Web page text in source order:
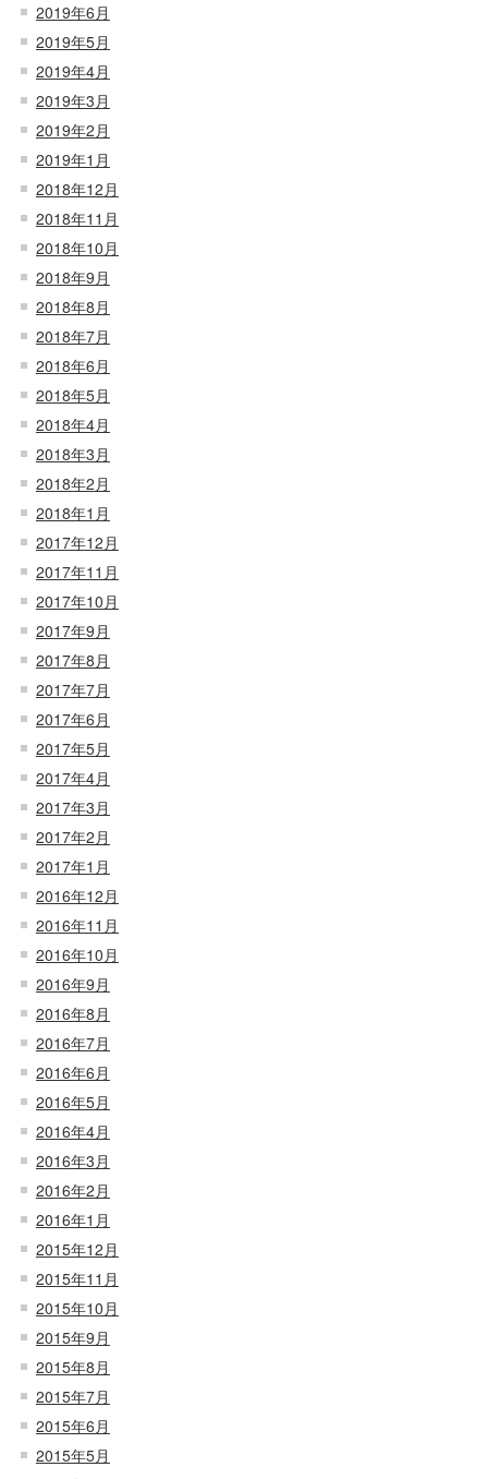
2019年6月
2019年5月
2019年4月
2019年3月
2019年2月
2019年1月
2018年12月
2018年11月
2018年10月
2018年9月
2018年8月
2018年7月
2018年6月
2018年5月
2018年4月
2018年3月
2018年2月
2018年1月
2017年12月
2017年11月
2017年10月
2017年9月
2017年8月
2017年7月
2017年6月
2017年5月
2017年4月
2017年3月
2017年2月
2017年1月
2016年12月
2016年11月
2016年10月
2016年9月
2016年8月
2016年7月
2016年6月
2016年5月
2016年4月
2016年3月
2016年2月
2016年1月
2015年12月
2015年11月
2015年10月
2015年9月
2015年8月
2015年7月
2015年6月
2015年5月